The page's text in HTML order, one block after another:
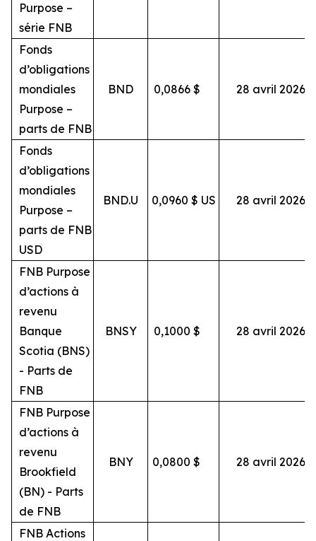
Purpose –
série FNB
Fonds
d’obligations
mondiales
Purpose –
parts de FNB
BND 0,0866 $ 28 avril 2026
Fonds
d’obligations
mondiales
Purpose –
parts de FNB
USD
BND.U 0,0960 $ US 28 avril 2026
FNB Purpose
d’actions à
revenu
Banque
Scotia (BNS)
- Parts de
FNB
BNSY 0,1000 $ 28 avril 2026
FNB Purpose
d’actions à
revenu
Brookfield
(BN) - Parts
de FNB
BNY 0,0800 $ 28 avril 2026
FNB Actions